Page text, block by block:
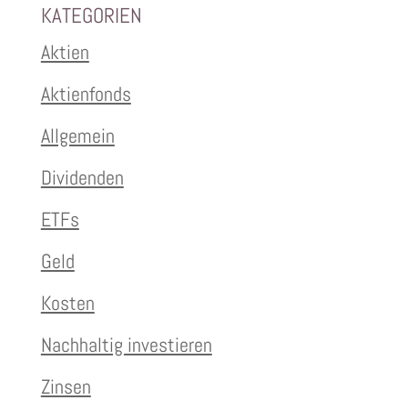
KATEGORIEN
Aktien
Aktienfonds
Allgemein
Dividenden
ETFs
Geld
Kosten
Nachhaltig investieren
Zinsen